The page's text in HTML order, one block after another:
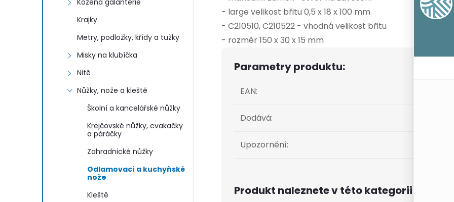
Kožená galanterie
Krajky
Metry, podložky, křídy a tužky
Misky na klubíčka
Nitě
Nůžky, nože a kleště
Školní a kancelářské nůžky
Krejčovské nůžky, cvakačky
a páráčky
Zahradnické nůžky
Odlamovací a kuchyňské
nože
Kleště
- large velikost břitu 0,5 x 18 x 100 mm
- C210510, C210522 - vhodná velikost břitu
- rozměr 150 x 30 x 15 mm
Parametry produktu:
EAN:
Dodává:
Upozornění:
Produkt naleznete v této kategorii